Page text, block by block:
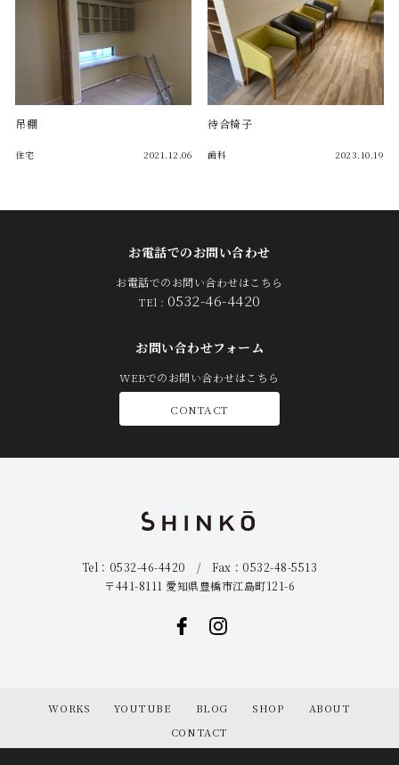
吊棚
住宅 2021.12.06
待合椅子
歯科 2023.10.19
お電話でのお問い合わせ
お電話でのお問い合わせはこちら
TEl : 0532-46-4420
お問い合わせフォーム
WEBでのお問い合わせはこちら
CONTACT
Tel：0532-46-4420 / Fax：0532-48-5513
〒441-8111 愛知県豊橋市江島町121-6
WORKS YOUTUBE BLOG SHOP
ABOUT
CONTACT